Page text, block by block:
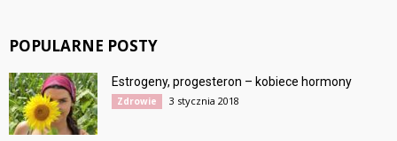
POPULARNE POSTY
Estrogeny, progesteron – kobiece hormony
Zdrowie 3 stycznia 2018